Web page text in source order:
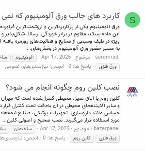
S کاربرد های جالب ورق آلومینیوم که
ورق آلومینیوم یکی از پرکاربردترین و ارزشمندترین
این ماده سبک، مقاوم در برابر خوردگی، رسانا، شکل‌پذیر و
ویژه در طیف وسیعی از صنایع و فعالیت‌های روزمره یافته
به مسیر حضور ورق آلومینیوم در بخش‌های...
saramradi موضوع Apr 17, 2025 آلومینیوم
ورق فلزی
پاسخ ها: 0 انجمن: نیازمندی‌های عمومی
نصب کلین روم چگونه انجام می شود؟
کلین روم یا اتاق تمیز، محیطی کنترل‌شده است که
و سایر آلاینده‌های محیطی در آن به‌دقت تحت کنترل قرار
حساس مانند داروسازی، تجهیزات پزشکی، صنایع
مورد استفاده قرار می‌گیرند. نصب صحیح و اصولی کلین...
bazarpanel موضوع Apr 17, 2025 ساختمان
ورق فلزی
کلین روم پاسخ ها: 0 انجمن: